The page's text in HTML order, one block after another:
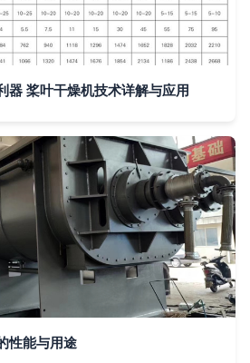
器 桨叶干燥机技术详解与应用
性能与用途